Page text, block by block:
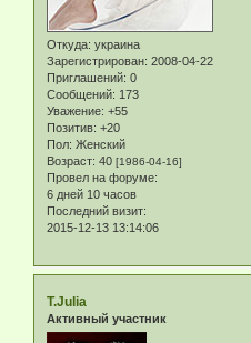
Откуда: украина
Зарегистрирован: 2008-04-22
Приглашений: 0
Сообщений: 173
Уважение: +55
Позитив: +20
Пол: Женский
Возраст: 40 [1986-04-16]
Провел на форуме:
6 дней 10 часов
Последний визит:
2015-12-13 13:14:06
T.Julia
Активный участник